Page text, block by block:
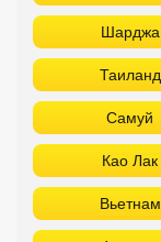
Шарджа
Таиланд
Самуй
Као Лак
Вьетнам